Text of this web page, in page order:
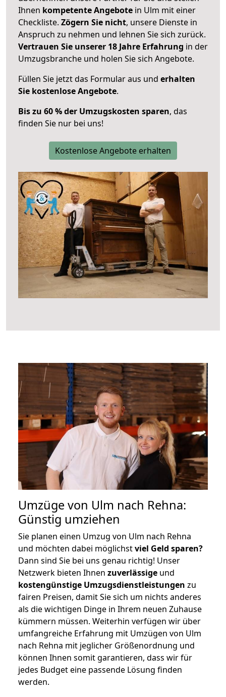
Ihnen kompetente Angebote in Ulm mit einer
Checkliste. Zögern Sie nicht, unsere Dienste in
Anspruch zu nehmen und lehnen Sie sich zurück.
Vertrauen Sie unserer 18 Jahre Erfahrung in der
Umzugsbranche und holen Sie sich Angebote.
Füllen Sie jetzt das Formular aus und erhalten
Sie kostenlose Angebote.
Bis zu 60 % der Umzugskosten sparen, das
finden Sie nur bei uns!
Kostenlose Angebote erhalten
Umzüge von Ulm nach Rehna:
Günstig umziehen
Sie planen einen Umzug von Ulm nach Rehna
und möchten dabei möglichstviel Geld sparen?
Dann sind Sie bei uns genau richtig! Unser
Netzwerk bieten Ihnen zuverlässige und
kostengünstige Umzugsdienstleistungen zu
fairen Preisen, damit Sie sich um nichts anderes
als die wichtigen Dinge in Ihrem neuen Zuhause
kümmern müssen. Weiterhin verfügen wir über
umfangreiche Erfahrung mit Umzügen von Ulm
nach Rehna mit jeglicher Größenordnung und
können Ihnen somit garantieren, dass wir für
jedes Budget eine passende Lösung finden
werden.